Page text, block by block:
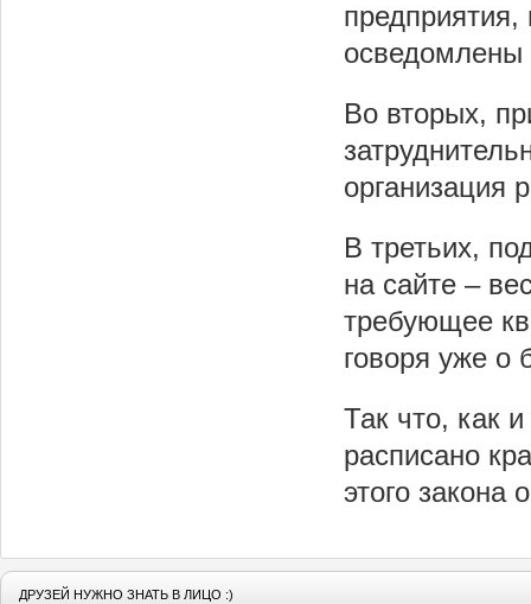
осведомлены
Во вторых,
организация
В третьих,
на сайте –
требующее
говоря уже о
Так что, как
расписано
этого закона
ДРУЗЕЙ НУЖНО ЗНАТЬ В ЛИЦО :)